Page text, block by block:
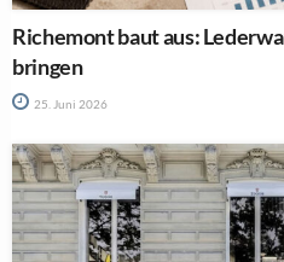
Richemont baut aus:
bringen
25. Juni 2026